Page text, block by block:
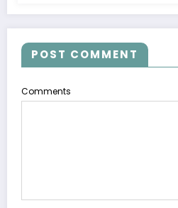
POST COMMENT
Comments